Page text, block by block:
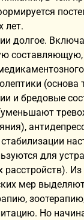
лет.
долгое.
составляющую,
(основа
и бредовые
для
Из
мер
Но